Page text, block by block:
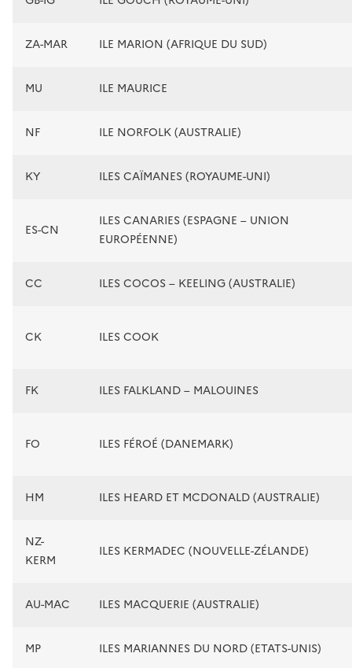
ZA-MAR ILE MARION (AFRIQUE DU SUD)
MU ILE MAURICE
NF ILE NORFOLK (AUSTRALIE)
KY ILES CAÏMANES (ROYAUME-UNI)
ES-CN
ILES CANARIES (ESPAGNE – UNION
EUROPÉENNE)
CC ILES COCOS – KEELING (AUSTRALIE)
CK ILES COOK
FK ILES FALKLAND – MALOUINES
FO ILES FÉROÉ (DANEMARK)
HM ILES HEARD ET MCDONALD (AUSTRALIE)
NZ-
KERM
ILES KERMADEC (NOUVELLE-ZÉLANDE)
AU-MAC ILES MACQUERIE (AUSTRALIE)
MP ILES MARIANNES DU NORD (ETATS-UNIS)